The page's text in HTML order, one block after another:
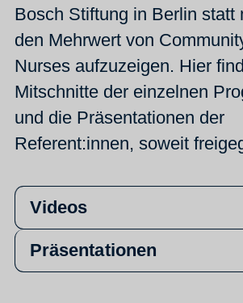
Bosch Stiftung in Berlin statt
den Mehrwert von
Nurses aufzuzeigen. Hier
Mitschnitte der einzelnen
und die Präsentationen der
Referent:innen, soweit
Videos
Präsentationen